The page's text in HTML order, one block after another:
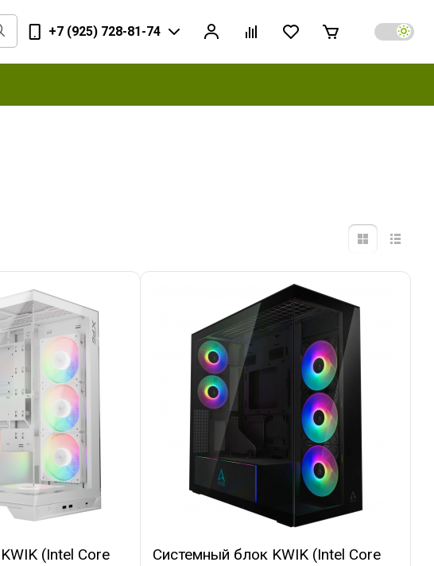
+7 (925) 728-81-74
(Intel Core
Системный блок KWIK (Intel Core